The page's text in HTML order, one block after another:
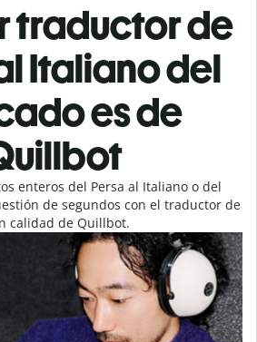
traductor de
Italiano del
es de
enteros del Persa al Italiano o del
de segundos con el traductor de
calidad de Quillbot.